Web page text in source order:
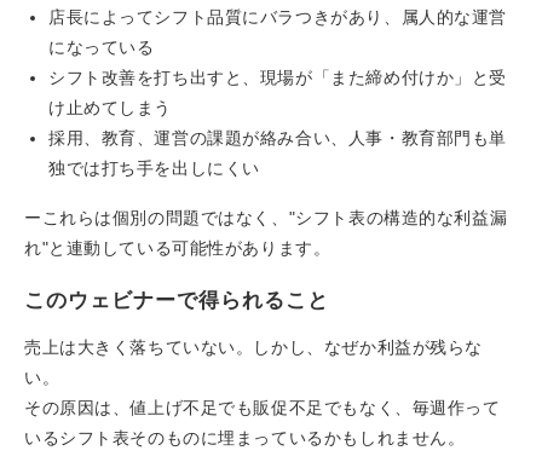
店長によってシフト品質にバラつきがあり、属人的な運営
になっている
シフト改善を打ち出すと、現場が「また締め付けか」と受
け止めてしまう
採用、教育、運営の課題が絡み合い、人事・教育部門も単
独では打ち手を出しにくい
ーこれらは個別の問題ではなく、"シフト表の構造的な利益漏
れ"と連動している可能性があります。
このウェビナーで得られること
売上は大きく落ちていない。しかし、なぜか利益が残らな
い。
その原因は、値上げ不足でも販促不足でもなく、毎週作って
いるシフト表そのものに埋まっているかもしれません。